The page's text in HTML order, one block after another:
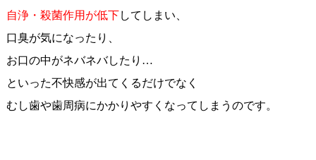
自浄・殺菌作用が低下してしまい、
口臭が気になったり、
お口の中がネバネバしたり…
といった不快感が出てくるだけでなく
むし歯や歯周病にかかりやすくなってしまうのです。